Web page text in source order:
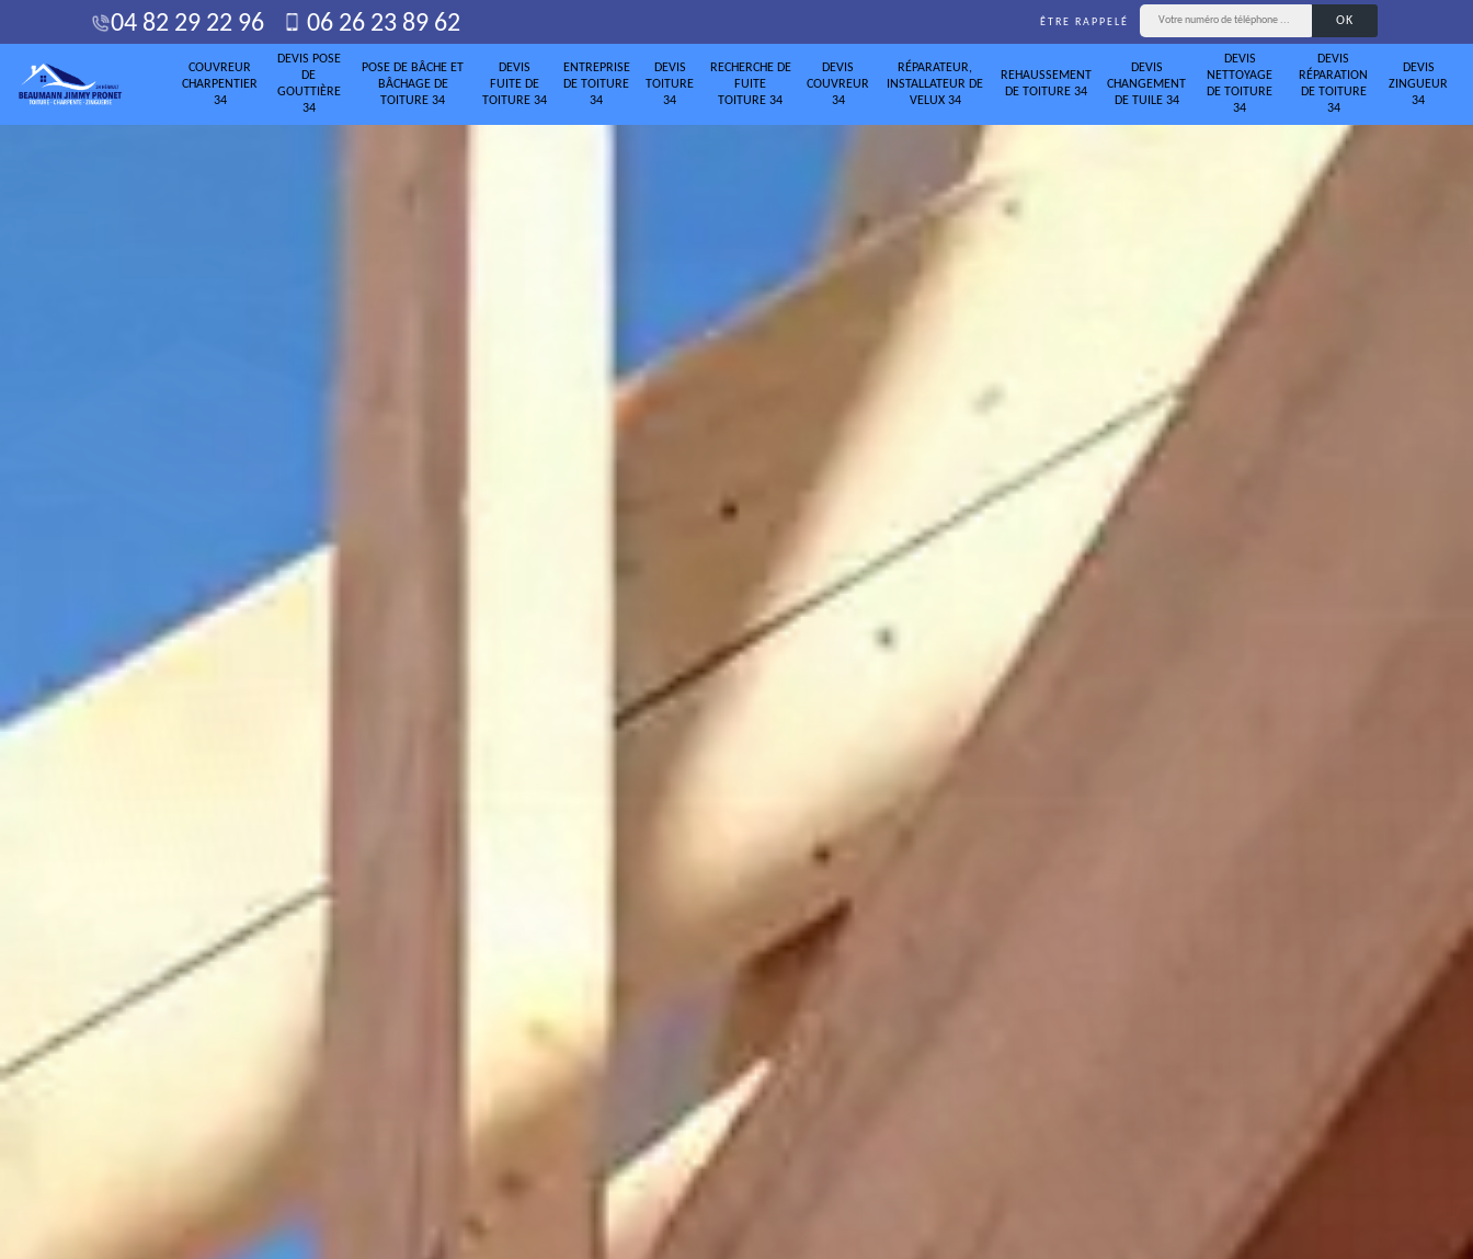
04 82 29 22 96 06 26 23 89 62 ÊTRE RAPPELÉ
COUVREUR
CHARPENTIER
34
DEVIS POSE
DE
GOUTTIÈRE
34
POSE DE BÂCHE ET
BÂCHAGE DE
TOITURE 34
DEVIS
FUITE DE
TOITURE 34
ENTREPRISE
DE TOITURE
34
DEVIS
TOITURE
34
RECHERCHE DE
FUITE
TOITURE 34
DEVIS
COUVREUR
34
RÉPARATEUR,
INSTALLATEUR DE
VELUX 34
REHAUSSEMENT
DE TOITURE 34
DEVIS
CHANGEMENT
DE TUILE 34
DEVIS
NETTOYAGE
DE TOITURE
34
DEVIS
RÉPARATION
DE TOITURE
34
DEVIS
ZINGUEUR
34